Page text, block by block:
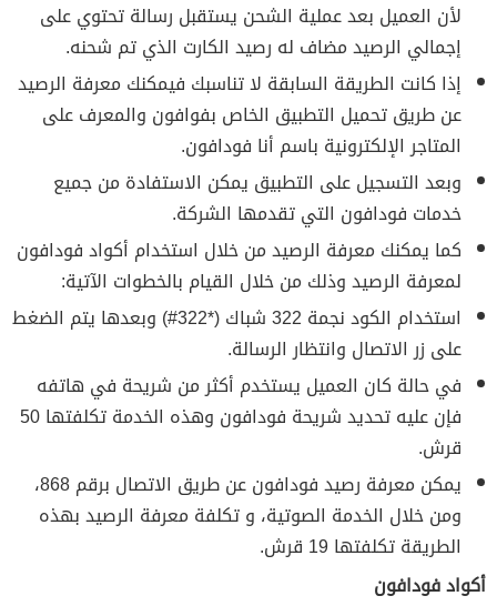
لأن العميل بعد عملية الشحن يستقبل رسالة تحتوي على
إجمالي الرصيد مضاف له رصيد الكارت الذي تم شحنه.
إذا كانت الطريقة السابقة لا تناسبك فيمكنك معرفة الرصيد
عن طريق تحميل التطبيق الخاص بفوافون والمعرف على
المتاجر الإلكترونية باسم أنا فودافون.
وبعد التسجيل على التطبيق يمكن الاستفادة من جميع
خدمات فودافون التي تقدمها الشركة.
كما يمكنك معرفة الرصيد من خلال استخدام أكواد فودافون
لمعرفة الرصيد وذلك من خلال القيام بالخطوات الآتية:
استخدام الكود نجمة 322 شباك (*322#) وبعدها يتم الضغط
على زر الاتصال وانتظار الرسالة.
في حالة كان العميل يستخدم أكثر من شريحة في هاتفه
فإن عليه تحديد شريحة فودافون وهذه الخدمة تكلفتها 50
قرش.
يمكن معرفة رصيد فودافون عن طريق الاتصال برقم 868،
ومن خلال الخدمة الصوتية، و تكلفة معرفة الرصيد بهذه
الطريقة تكلفتها 19 قرش.
أكواد فودافون